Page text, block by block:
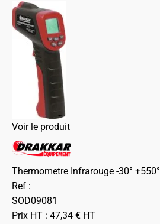
Voir le produit
Thermometre Infrarouge -30° +550°
Ref :
SOD09081
Prix HT : 47,34 € HT